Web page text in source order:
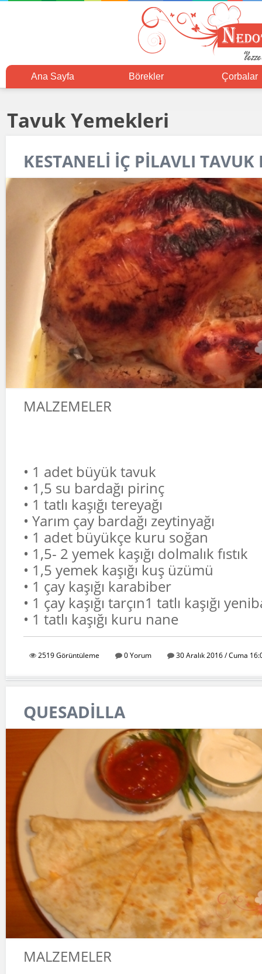
Ana Sayfa Börekler Çorbalar
Tavuk Yemekleri
KESTANELİ İÇ PİLAVLI
MALZEMELER
• 1 adet büyük tavuk
• 1,5 su bardağı pirinç
• 1 tatlı kaşığı tereyağı
• Yarım çay bardağı zeytinyağı
• 1 adet büyükçe kuru soğan
• 1,5- 2 yemek kaşığı dolmalık fıstık
• 1,5 yemek kaşığı kuş üzümü
• 1 çay kaşığı karabiber
• 1 çay kaşığı tarçın1 tatlı kaşığı
• 1 tatlı kaşığı kuru nane
2519 Görüntüleme 0 Yorum 30 Aralık 2016 / Cuma
QUESADİLLA
MALZEMELER